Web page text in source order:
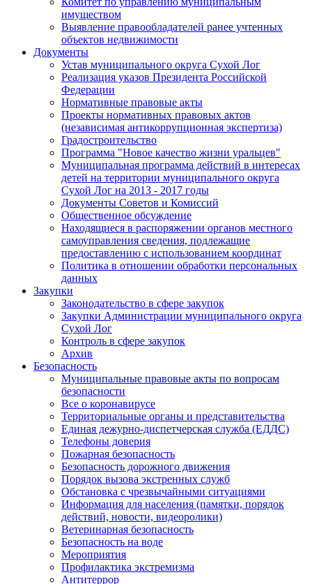
имуществом
Выявление правообладателей ранее учтенных
объектов недвижимости
Документы
Устав муниципального округа Сухой Лог
Реализация указов Президента Российской
Федерации
Нормативные правовые акты
Проекты нормативных правовых актов
(независимая антикоррупционная экспертиза)
Градостроительство
Программа "Новое качество жизни уральцев"
Муниципальная программа действий в интересах
детей на территории муниципального округа
Сухой Лог на 2013 - 2017 годы
Документы Советов и Комиссий
Общественное обсуждение
Находящиеся в распоряжении органов местного
самоуправления сведения, подлежащие
предоставлению с использованием координат
Политика в отношении обработки персональных
данных
Закупки
Законодательство в сфере закупок
Закупки Администрации муниципального округа
Сухой Лог
Контроль в сфере закупок
Архив
Безопасность
Муниципальные правовые акты по вопросам
безопасности
Все о коронавирусе
Территориальные органы и представительства
Единая дежурно-диспетчерская служба (ЕДДС)
Телефоны доверия
Пожарная безопасность
Безопасность дорожного движения
Порядок вызова экстренных служб
Обстановка с чрезвычайными ситуациями
Информация для населения (памятки, порядок
действий, новости, видеоролики)
Ветеринарная безопасность
Безопасность на воде
Мероприятия
Профилактика экстремизма
Антитеррор